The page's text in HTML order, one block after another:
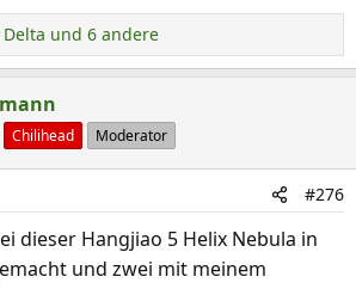
Delta und 6 andere
Chilihead Moderator
#276
dieser Hangjiao 5 Helix Nebula in
und zwei mit meinem